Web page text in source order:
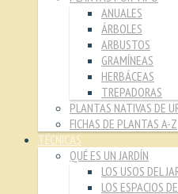
ANUALES
ÁRBOLES
ARBUSTOS
GRAMÍNEAS
HERBÁCEAS
TREPADORAS
PLANTAS NATIVAS DE
FICHAS DE PLANTAS A-Z
TÉCNICAS
QUÉ ES UN JARDÍN
LOS USOS DEL
LOS ESPACIOS